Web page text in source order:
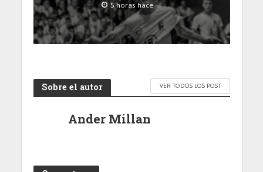
5 horas hace
Sobre el autor VER TODOS LOS POST
Ander Millan